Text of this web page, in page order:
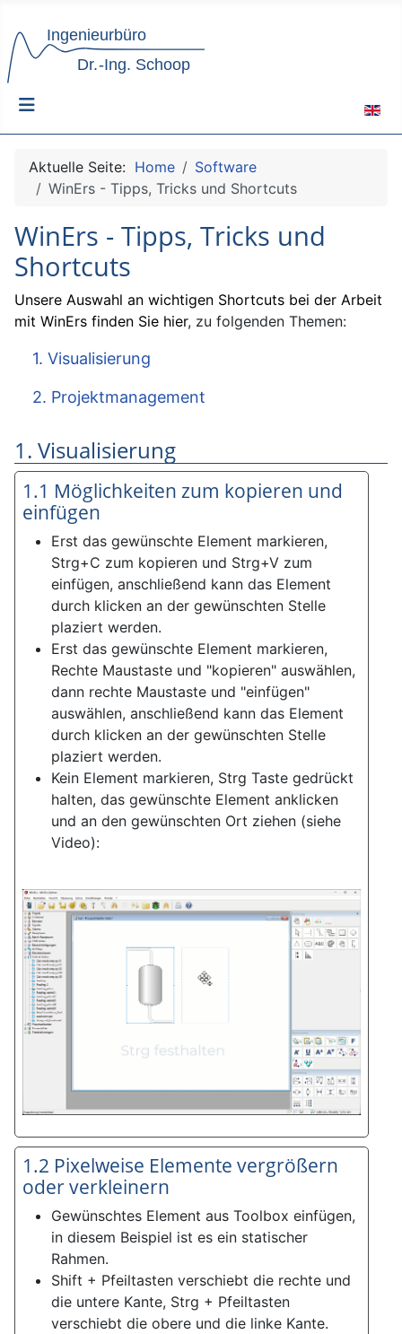
Aktuelle Seite: Home
Software
WinErs - Tipps, Tricks und Shortcuts
WinErs - Tipps, Tricks und
Shortcuts
Unsere Auswahl an wichtigen Shortcuts bei der Arbeit
mit WinErs finden Sie hier, zu folgenden Themen:
1. Visualisierung
2. Projektmanagement
1. Visualisierung
1.1 Möglichkeiten zum kopieren und
einfügen
Erst das gewünschte Element markieren,
Strg+C zum kopieren und Strg+V zum
einfügen, anschließend kann das Element
durch klicken an der gewünschten Stelle
plaziert werden.
Erst das gewünschte Element markieren,
Rechte Maustaste und "kopieren" auswählen,
dann rechte Maustaste und "einfügen"
auswählen, anschließend kann das Element
durch klicken an der gewünschten Stelle
plaziert werden.
Kein Element markieren, Strg Taste gedrückt
halten, das gewünschte Element anklicken
und an den gewünschten Ort ziehen (siehe
Video):
1.2 Pixelweise Elemente vergrößern
oder verkleinern
Gewünschtes Element aus Toolbox einfügen,
in diesem Beispiel ist es ein statischer
Rahmen.
Shift + Pfeiltasten verschiebt die rechte und
die untere Kante, Strg + Pfeiltasten
verschiebt die obere und die linke Kante.